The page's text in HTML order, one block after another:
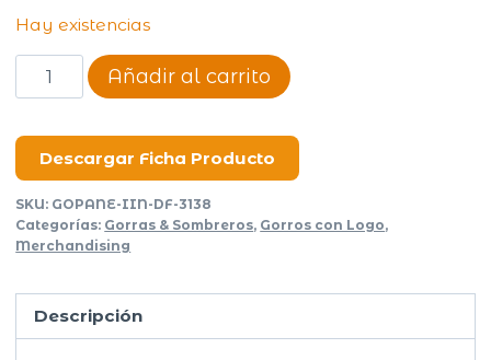
Hay existencias
Gorro
Piluso
cantidad
Añadir al carrito
Descargar Ficha Producto
SKU: GOPANE-IIN-DF-3138
Categorías: Gorras & Sombreros, Gorros con Logo,
Merchandising
Descripción